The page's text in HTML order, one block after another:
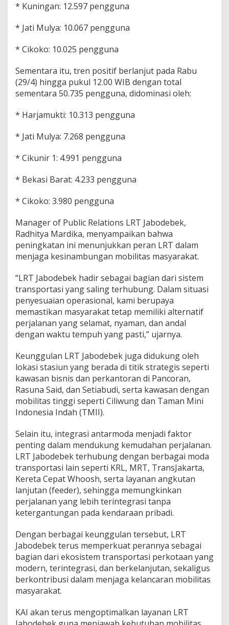
n
p
i
o
n
a
B
k
s
i
* Kuningan: 12.597 pengguna
* Jati Mulya: 10.067 pengguna
* Cikoko: 10.025 pengguna
Sementara itu, tren positif berlanjut pada Rabu
(29/4) hingga pukul 12.00 WIB dengan total
sementara 50.735 pengguna, didominasi oleh:
* Harjamukti: 10.313 pengguna
* Jati Mulya: 7.268 pengguna
* Cikunir 1: 4.991 pengguna
* Bekasi Barat: 4.233 pengguna
* Cikoko: 3.980 pengguna
Manager of Public Relations LRT Jabodebek,
Radhitya Mardika, menyampaikan bahwa
peningkatan ini menunjukkan peran LRT dalam
menjaga kesinambungan mobilitas masyarakat.
“LRT Jabodebek hadir sebagai bagian dari sistem
transportasi yang saling terhubung. Dalam situasi
penyesuaian operasional, kami berupaya
memastikan masyarakat tetap memiliki alternatif
perjalanan yang selamat, nyaman, dan andal
dengan waktu tempuh yang pasti,” ujarnya.
Keunggulan LRT Jabodebek juga didukung oleh
lokasi stasiun yang berada di titik strategis seperti
kawasan bisnis dan perkantoran di Pancoran,
Rasuna Said, dan Setiabudi, serta kawasan dengan
mobilitas tinggi seperti Ciliwung dan Taman Mini
Indonesia Indah (TMII).
Selain itu, integrasi antarmoda menjadi faktor
penting dalam mendukung kemudahan perjalanan.
LRT Jabodebek terhubung dengan berbagai moda
transportasi lain seperti KRL, MRT, TransJakarta,
Kereta Cepat Whoosh, serta layanan angkutan
lanjutan (feeder), sehingga memungkinkan
perjalanan yang lebih terintegrasi tanpa
ketergantungan pada kendaraan pribadi.
Dengan berbagai keunggulan tersebut, LRT
Jabodebek terus memperkuat perannya sebagai
bagian dari ekosistem transportasi perkotaan yang
modern, terintegrasi, dan berkelanjutan, sekaligus
berkontribusi dalam menjaga kelancaran mobilitas
masyarakat.
KAI akan terus mengoptimalkan layanan LRT